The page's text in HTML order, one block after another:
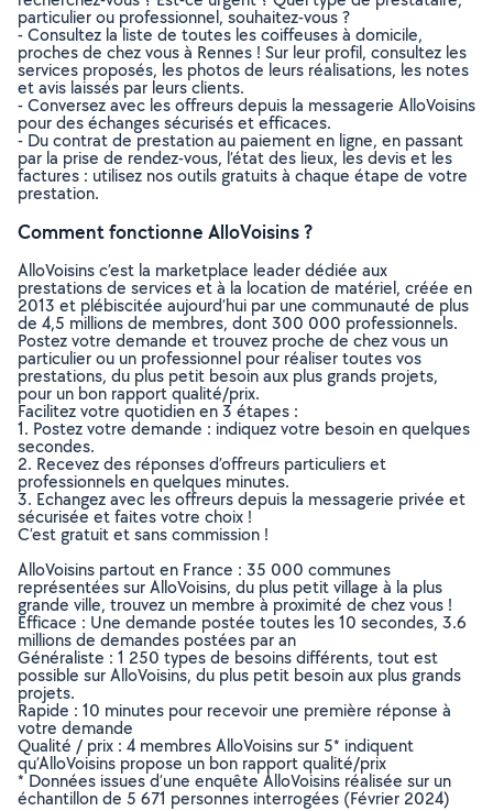
particulier ou professionnel, souhaitez-vous ?
- Consultez la liste de toutes les coiffeuses à domicile,
proches de chez vous à Rennes ! Sur leur profil, consultez les
services proposés, les photos de leurs réalisations, les notes
et avis laissés par leurs clients.
- Conversez avec les offreurs depuis la messagerie AlloVoisins
pour des échanges sécurisés et efficaces.
- Du contrat de prestation au paiement en ligne, en passant
par la prise de rendez-vous, l’état des lieux, les devis et les
factures : utilisez nos outils gratuits à chaque étape de votre
prestation.
Comment fonctionne AlloVoisins ?
AlloVoisins c’est la marketplace leader dédiée aux
prestations de services et à la location de matériel, créée en
2013 et plébiscitée aujourd’hui par une communauté de plus
de 4,5 millions de membres, dont 300 000 professionnels.
Postez votre demande et trouvez proche de chez vous un
particulier ou un professionnel pour réaliser toutes vos
prestations, du plus petit besoin aux plus grands projets,
pour un bon rapport qualité/prix.
Facilitez votre quotidien en 3 étapes :
1. Postez votre demande : indiquez votre besoin en quelques
secondes.
2. Recevez des réponses d’offreurs particuliers et
professionnels en quelques minutes.
3. Echangez avec les offreurs depuis la messagerie privée et
sécurisée et faites votre choix !
C’est gratuit et sans commission !
AlloVoisins partout en France : 35 000 communes
représentées sur AlloVoisins, du plus petit village à la plus
grande ville, trouvez un membre à proximité de chez vous !
Efficace : Une demande postée toutes les 10 secondes, 3.6
millions de demandes postées par an
Généraliste : 1 250 types de besoins différents, tout est
possible sur AlloVoisins, du plus petit besoin aux plus grands
projets.
Rapide : 10 minutes pour recevoir une première réponse à
votre demande
Qualité / prix : 4 membres AlloVoisins sur 5* indiquent
qu’AlloVoisins propose un bon rapport qualité/prix
* Données issues d’une enquête AlloVoisins réalisée sur un
échantillon de 5 671 personnes interrogées (Février 2024)